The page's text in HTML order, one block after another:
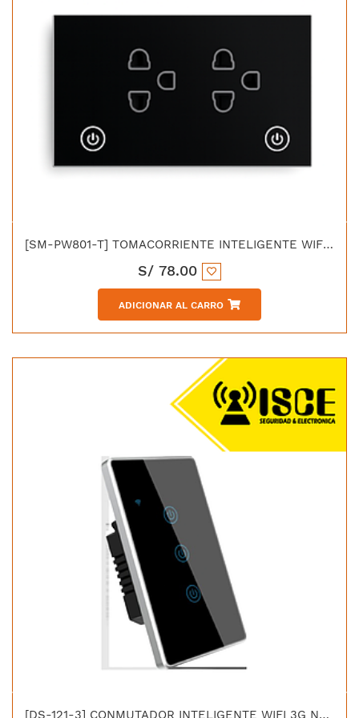
[SM-PW801-T] TOMACORRIENTE INTELIGENTE WIFI DE PARED 90-250V 15A COLOR NEGRO
S/ 78.00
ADICIONAR AL CARRO
[DS-121-3] CONMUTADOR INTELIGENTE WIFI 3G N/N + L 100–240VAC 50/60Hz 600WX3 COLOR NEGRO